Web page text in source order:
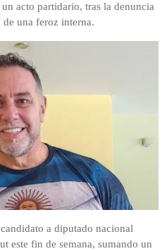
acto partidario, tras la denuncia
una feroz interna.
a diputado nacional
este fin de semana, sumando un